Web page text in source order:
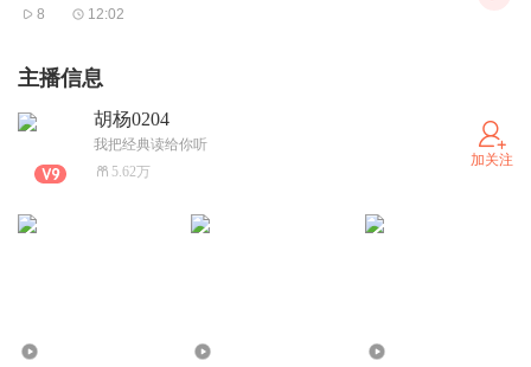
8 12:02
主播信息
胡杨0204
我把经典读给你听
5.62万
加关注